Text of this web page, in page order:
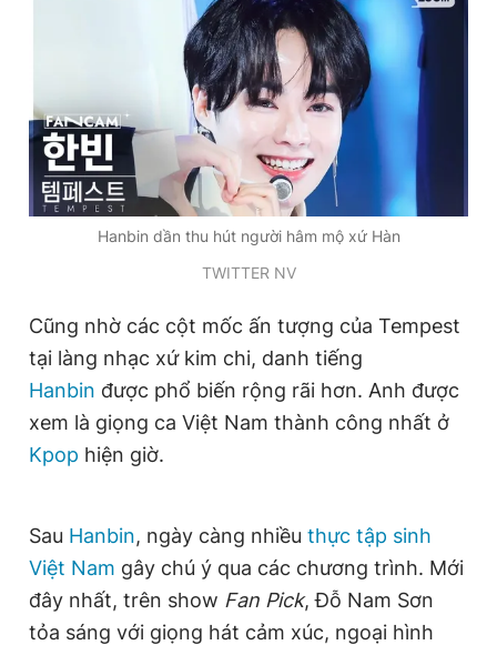
Hanbin dần thu hút người hâm mộ xứ Hàn
TWITTER NV
Cũng nhờ các cột mốc ấn tượng của Tempest
tại làng nhạc xứ kim chi, danh tiếng
Hanbin được phổ biến rộng rãi hơn. Anh được
xem là giọng ca Việt Nam thành công nhất ở
Kpop hiện giờ.
Sau Hanbin, ngày càng nhiều thực tập sinh
Việt Nam gây chú ý qua các chương trình. Mới
đây nhất, trên show Fan Pick, Đỗ Nam Sơn
tỏa sáng với giọng hát cảm xúc, ngoại hình